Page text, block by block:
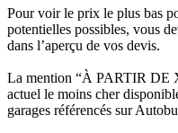
Pour voir le prix le plus bas
potentielles possibles, vous
dans l’aperçu de vos devis.
La mention “À PARTIR DE
actuel le moins cher
garages référencés sur